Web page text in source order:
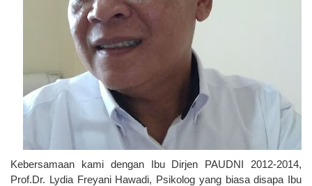
Kebersamaan kami dengan Ibu Dirjen PAUDNI 2012-2014,
Prof.Dr. Lydia Freyani Hawadi, Psikolog yang biasa disapa Ibu